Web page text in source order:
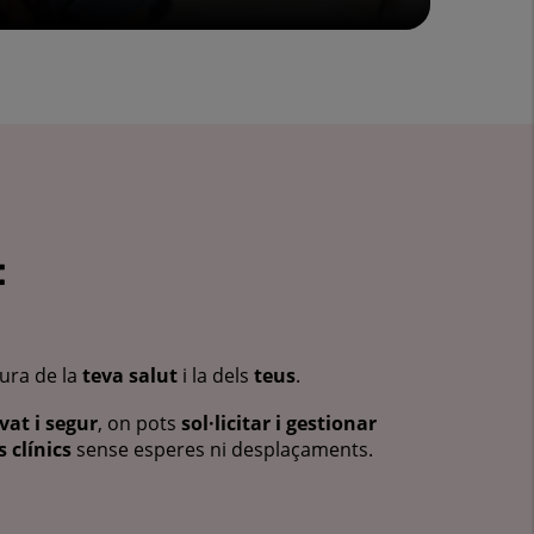
de la teva salut i la dels teus.
i segur, on pots sol·licitar i gestionar
clínics sense esperes ni desplaçaments.